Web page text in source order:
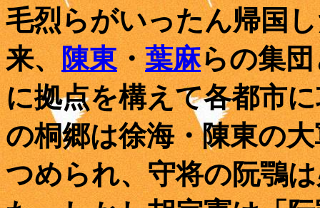
毛烈らがいったん帰国
来、 陳東・葉麻らの集
に拠点を構えて各都市
の桐郷は徐海・陳東の
つめられ、守将の阮鶚